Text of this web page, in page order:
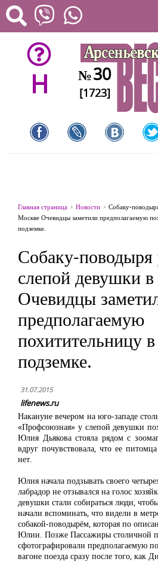
H №30
[1723]
Главная страница Новости
Собаку-
Москве Очевидцы заметили предполагаемую
подземке.
Собаку-поводыря
слепой девушки
Очевидцы
предполагаемую
похитительницу
подземке.
31.07.2015
lifenews.ru
Накануне вечером на юго-западе
«Профсоюзная» у слепой девушки
Юлия Дьякова стояла рядом с
вдруг почувствовала, что ее
нет.
Юлия начала подзывать своего
лабрадор не отзывался на голос
девушки стали собираться люди,
начали вспоминать, что видели в
собакой-поводырём, которая по
Юлии. Позже Пассажиры столичной
сфотографировали предполагаемую
вагоне поезда сразу после того, как